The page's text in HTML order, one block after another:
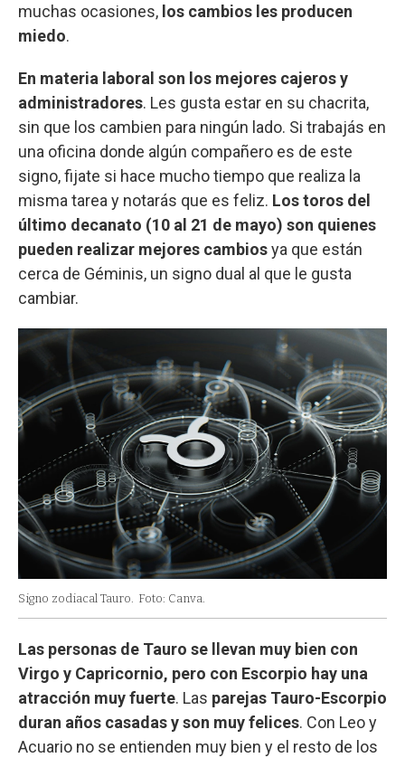
muchas ocasiones, los cambios les producen
miedo.
En materia laboral son los mejores cajeros y
administradores. Les gusta estar en su chacrita,
sin que los cambien para ningún lado. Si trabajás en
una oficina donde algún compañero es de este
signo, fijate si hace mucho tiempo que realiza la
misma tarea y notarás que es feliz. Los toros del
último decanato (10 al 21 de mayo) son quienes
pueden realizar mejores cambiosya que están
cerca de Géminis, un signo dual al que le gusta
cambiar.
Signo zodiacal Tauro. Foto: Canva.
Las personas de Tauro se llevan muy bien con
Virgo y Capricornio, pero con Escorpio hay una
atracción muy fuerte. Las parejas Tauro-Escorpio
duran años casadas y son muy felices. Con Leo y
Acuario no se entienden muy bien y el resto de los